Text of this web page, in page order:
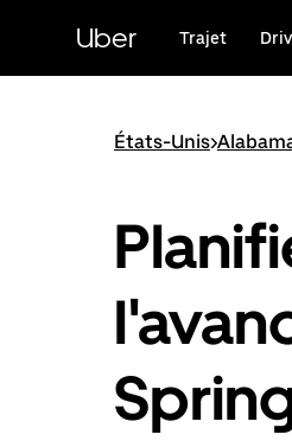
principal
Uber Trajet
États-Unis>